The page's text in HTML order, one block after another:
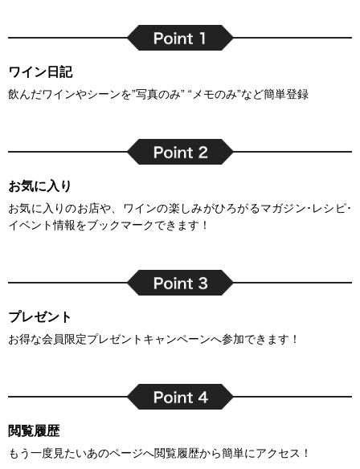
ワイン日記
飲んだワインやシーンを”写真のみ” “メモのみ”など簡単登録
お気に入り
お気に入りのお店や、ワインの楽しみがひろがるマガジン･レシピ･
イベント情報をブックマークできます！
プレゼント
お得な会員限定プレゼントキャンペーンへ参加できます！
閲覧履歴
もう一度見たいあのページへ閲覧履歴から簡単にアクセス！